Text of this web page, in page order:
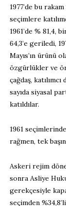
1977’de bu
seçimlere
1961’de % 81,4,
64,3’e geriledi,
Mayıs’ın ürünü
özgürlükler ve
çağdaş,
sayıda siyasal
katıldılar.
1961
rağmen, tek
Askeri rejim
sonra Asliye
gerekçesiyle
seçimden